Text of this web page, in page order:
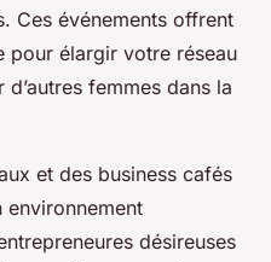
Ces événements offrent
pour élargir votre réseau
femmes dans la
et des business cafés
environnement
désireuses